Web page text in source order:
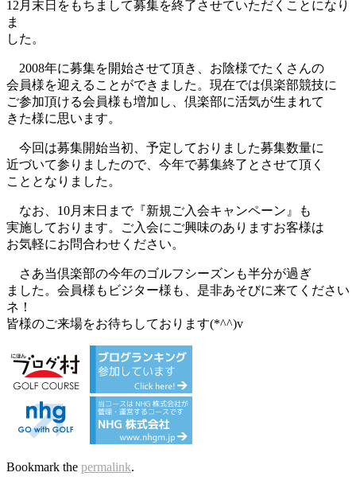
12月末日をもちまして募集を終了させていただくことになり
ま
した。
2008年に募集を開始させて頂き、お陰様でたくさんの
会員様を迎えることができました。現在では倶楽部競技に
ご参加頂ける会員様も増加し、倶楽部に活気が生まれて
きた様に思います。
今回は募集開始当初、予定しておりました募集数量に
近づいて参りましたので、今年で募集終了とさせて頂く
こととなりました。
なお、10月末日まで『新規ご入会キャンペーン』も
実施しております。ご入会にご興味のありますお客様は
お気軽にお問合わせください。
さあ当倶楽部の今年のゴルフシーズンも半分が過ぎ
ました。会員様もビジター様も、是非あそびに来てください
ネ！
皆様のご来場をお待ちしております(*^^)v
Bookmark the permalink.